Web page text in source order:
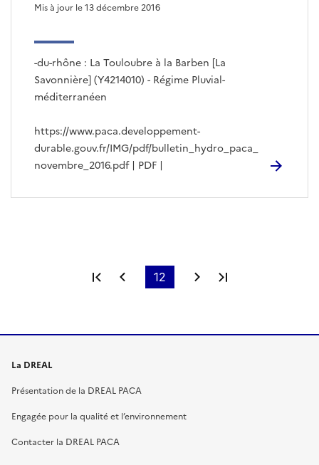
-du-rhône : La Touloubre à la Barben [La
Savonnière] (Y4214010) - Régime Pluvial-
méditerranéen
Mis à jour le 13 décembre 2016
https://www.paca.developpement-
durable.gouv.fr/IMG/pdf/bulletin_hydro_paca_
novembre_2016.pdf | PDF |
Première page
Page précédente
12 Page suivante
La DREAL
Présentation de la DREAL PACA
Engagée pour la qualité et l’environnement
Contacter la DREAL PACA